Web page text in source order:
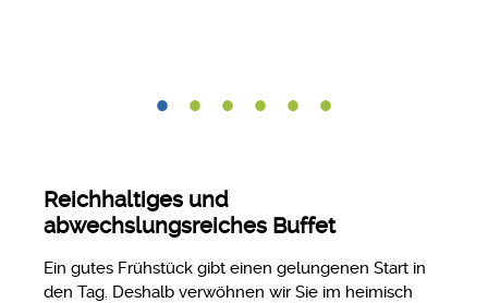
Reichhaltiges und
abwechslungsreiches Buffet
Ein gutes Frühstück gibt einen gelungenen Start in
den Tag. Deshalb verwöhnen wir Sie im heimisch